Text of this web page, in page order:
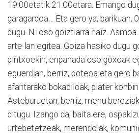
19:00etatik 21:00etara. Emango
garagardoa… Eta gero ya, barikuan,
dugu. Ni oso goiztiarra naiz.
arte lan egitea. Goiza hasiko dugu
pintxoekin, enpanada oso goxoak
eguerdian, berriz, poteoa eta gero
afaritarako bokadiloak, plater
Asteburuetan, berriz, menu
ditugu. Izango da, baita ere,
urtebetetzeak, merendolak,